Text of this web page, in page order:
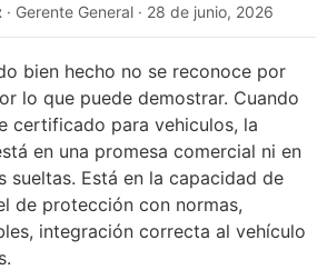
· Gerente General · 28 de junio, 2026
bien hecho no se reconoce por
lo que puede demostrar. Cuando
certificado para vehiculos, la
en una promesa comercial ni en
sueltas. Está en la capacidad de
de protección con normas,
integración correcta al vehículo